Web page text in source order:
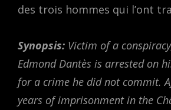
des trois hommes qui l’ont
Synopsis: Victim of a
Edmond Dantès is arrested on
for a crime he did not commit.
years of imprisonment in the